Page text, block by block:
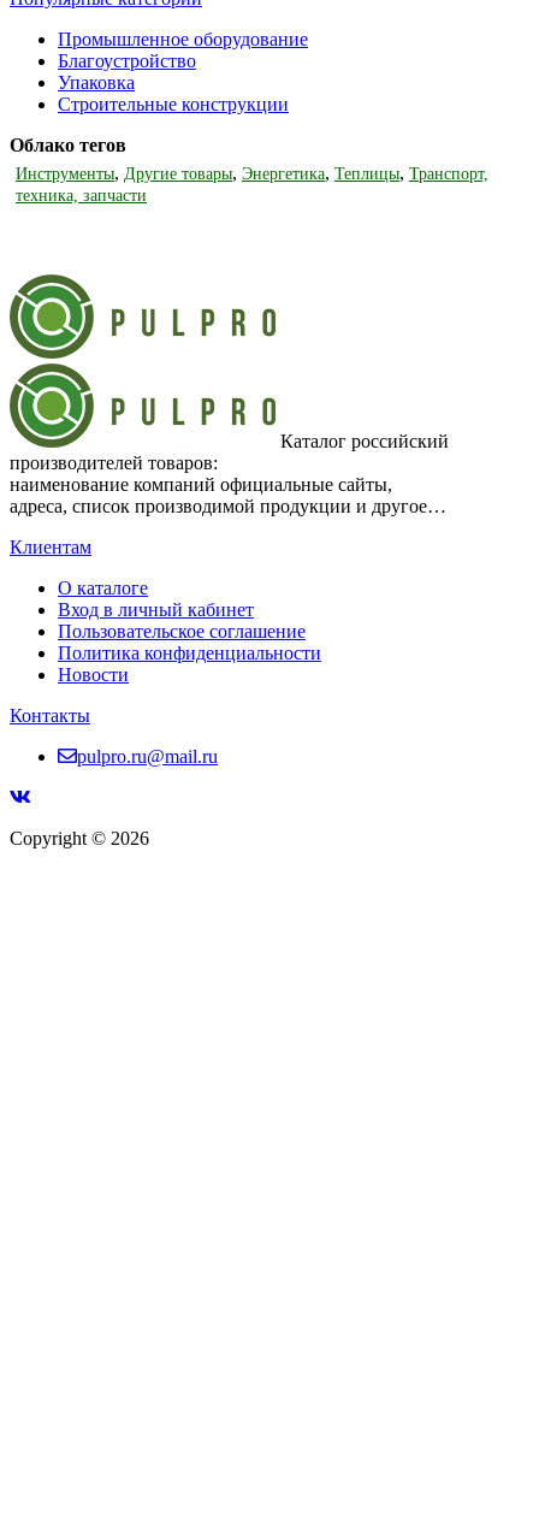
Промышленное оборудование
Благоустройство
Упаковка
Строительные конструкции
Облако тегов
Инструменты, Другие товары, Энергетика, Теплицы, Транспорт,
техника, запчасти
Каталог российский
производителей товаров:
наименование компаний официальные сайты,
адреса, список производимой продукции и другое…
Клиентам
О каталоге
Вход в личный кабинет
Пользовательское соглашение
Политика конфиденциальности
Новости
Контакты
pulpro.ru@mail.ru
Copyright © 2026